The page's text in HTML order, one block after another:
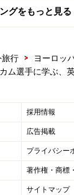
グをもっと見る
旅行 > ヨーロッ
ム選手に学ぶ、
採用情報
広告掲載
プライバシー
著作権・商標
サイトマップ